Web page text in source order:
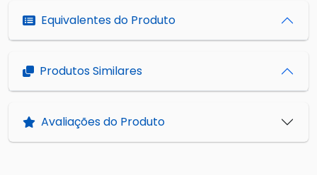
Equivalentes do Produto
Produtos Similares
Avaliações do Produto